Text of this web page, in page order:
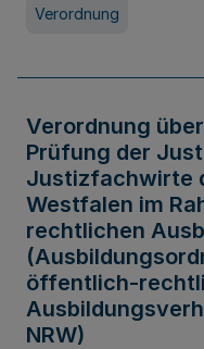
Verordnung
Verordnung
Prüfung der
Justizfachwirte
Westfalen im
rechtlichen
öffentlich-
NRW)